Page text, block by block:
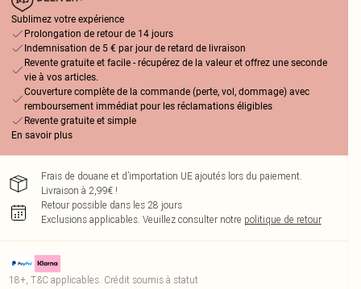
Sublimez votre expérience
Prolongation de retour de 14 jours
Indemnisation de 5 € par jour de retard de livraison
Revente gratuite et facile - récupérez de la valeur et offrez une seconde
vie à vos articles.
Couverture complète de la commande (perte, vol, dommage) avec
remboursement immédiat pour les réclamations éligibles
Revente gratuite et simple
En savoir plus
Frais de douane et d’importation UE ajoutés lors du paiement.
Livraison à 2,99€ !
Retour possible dans les 28 jours
Exclusions applicables. Veuillez consulter notre politique de retour
18+, T&C applicables. Crédit soumis à statut